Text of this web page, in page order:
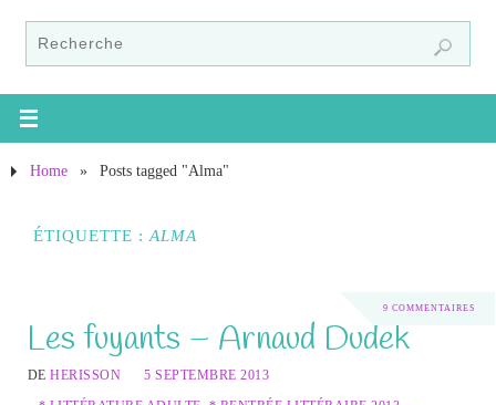
Home » Posts tagged "Alma"
ÉTIQUETTE : ALMA
9 COMMENTAIRES
Les fuyants – Arnaud Dudek
DEHERISSON
5 SEPTEMBRE 2013